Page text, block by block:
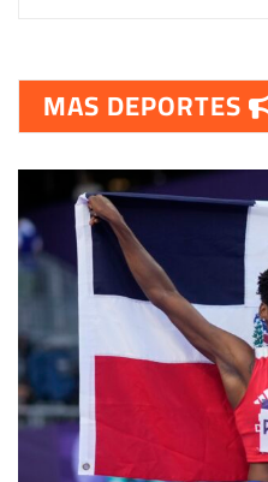
MAS DEPORTES